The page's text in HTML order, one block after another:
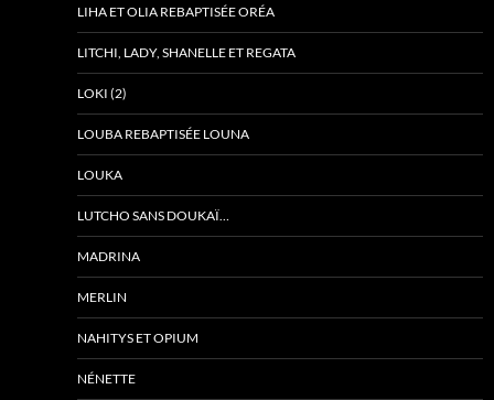
LIHA ET OLIA REBAPTISÉE ORÉA
LITCHI, LADY, SHANELLE ET REGATA
LOKI (2)
LOUBA REBAPTISÉE LOUNA
LOUKA
LUTCHO SANS DOUKAÏ…
MADRINA
MERLIN
NAHITYS ET OPIUM
NÉNETTE